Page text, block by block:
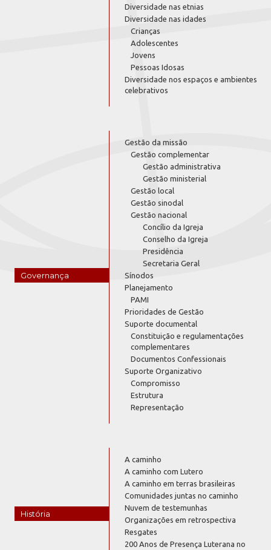
Diversidade nas etnias
Diversidade nas idades
Crianças
Adolescentes
Jovens
Pessoas Idosas
Diversidade nos espaços e ambientes
celebrativos
Governança
Gestão da missão
Gestão complementar
Gestão administrativa
Gestão ministerial
Gestão local
Gestão sinodal
Gestão nacional
Concílio da Igreja
Conselho da Igreja
Presidência
Secretaria Geral
Sínodos
Planejamento
PAMI
Prioridades de Gestão
Suporte documental
Constituição e regulamentações
complementares
Documentos Confessionais
Suporte Organizativo
Compromisso
Estrutura
Representação
História
A caminho
A caminho com Lutero
A caminho em terras brasileiras
Comunidades juntas no caminho
Nuvem de testemunhas
Organizações em retrospectiva
Resgates
200 Anos de Presença Luterana no